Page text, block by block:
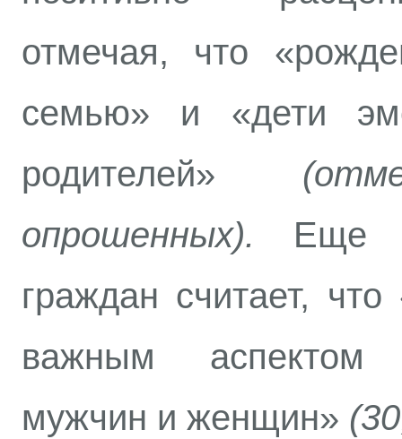
отмечая, что
семью» и «дети
родителей»
опрошенных).
Еще
граждан считает, что
важным аспектом
мужчин и женщин»